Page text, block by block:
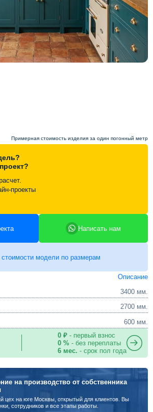
Примерная стоимость изделия за один погонный метр
проекты
Написать нам
стоимости модели по размерам
Описание
3400 мм.
2700 мм.
600 мм.
0 ₽- первый взнос
0 %- без переплаты
6 мес. - срок пол года
на производство от собственника
цех на юге Москвы, открытый для клиентов. Вы
сотрудников и все этапы работы.